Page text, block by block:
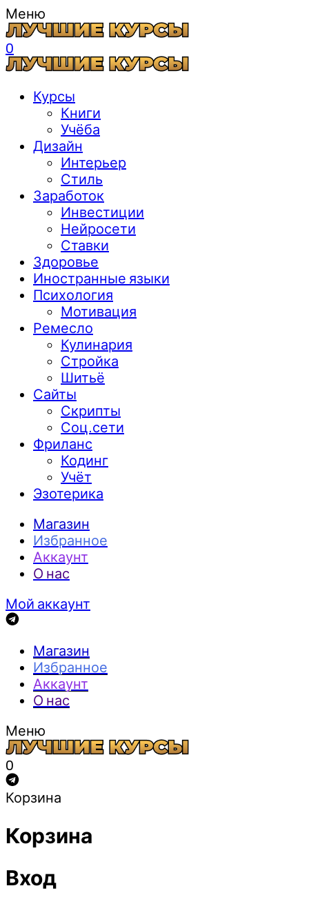
Меню
0
Курсы
Книги
Учёба
Дизайн
Интерьер
Стиль
Заработок
Инвестиции
Нейросети
Ставки
Здоровье
Иностранные языки
Психология
Мотивация
Ремесло
Кулинария
Стройка
Шитьё
Сайты
Скрипты
Соц.сети
Фриланс
Кодинг
Учёт
Эзотерика
Магазин
Избранное
Аккаунт
О нас
Мой аккаунт
Магазин
Избранное
Аккаунт
О нас
Меню
0
Корзина
Корзина
Вход